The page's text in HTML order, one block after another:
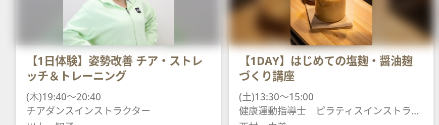
【1日体験】姿勢改善 チア・ストレ
ッチ＆トレーニング
(木)19:40～20:40
チアダンスインストラクター
【1DAY】はじめての塩麹・醤油麹
づくり講座
(土)13:30～15:00
健康運動指導士 ピラティスインストラクター ヨガインストラク